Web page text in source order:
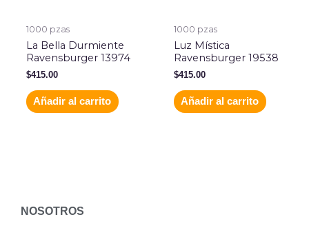
1000 pzas
La Bella Durmiente
Ravensburger 13974
$415.00
Añadir al carrito
1000 pzas
Luz Mística
Ravensburger 19538
$415.00
Añadir al carrito
NOSOTROS